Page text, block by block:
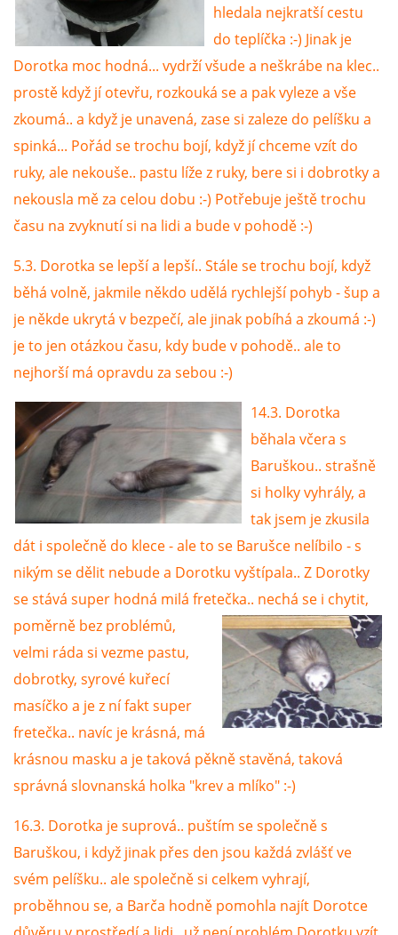
hledala nejkratší cestu
do teplíčka :-) Jinak je
Dorotka moc hodná... vydrží všude a neškrábe na klec..
prostě když jí otevřu, rozkouká se a pak vyleze a vše
zkoumá.. a když je unavená, zase si zaleze do pelíšku a
spinká... Pořád se trochu bojí, když jí chceme vzít do
ruky, ale nekouše.. pastu líže z ruky, bere si i dobrotky a
nekousla mě za celou dobu :-) Potřebuje ještě trochu
času na zvyknutí si na lidi a bude v pohodě :-)
5.3. Dorotka se lepší a lepší.. Stále se trochu bojí, když
běhá volně, jakmile někdo udělá rychlejší pohyb - šup a
je někde ukrytá v bezpečí, ale jinak pobíhá a zkoumá :-)
je to jen otázkou času, kdy bude v pohodě.. ale to
nejhorší má opravdu za sebou :-)
14.3. Dorotka
běhala včera s
Baruškou.. strašně
si holky vyhrály, a
tak jsem je zkusila
dát i společně do klece - ale to se Barušce nelíbilo - s
nikým se dělit nebude a Dorotku vyštípala.. Z Dorotky
se stává super hodná milá fretečka.. nechá se i chytit,
poměrně bez problémů,
velmi ráda si vezme pastu,
dobrotky, syrové kuřecí
masíčko a je z ní fakt super
fretečka.. navíc je krásná, má
krásnou masku a je taková pěkně stavěná, taková
správná slovnanská holka "krev a mlíko" :-)
16.3. Dorotka je suprová.. puštím se společně s
Baruškou, i když jinak přes den jsou každá zvlášť ve
svém pelíšku.. ale společně si celkem vyhrají,
proběhnou se, a Barča hodně pomohla najít Dorotce